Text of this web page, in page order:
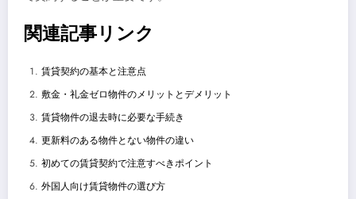
関連記事リンク
賃貸契約の基本と注意点
敷金・礼金ゼロ物件のメリットとデメリット
賃貸物件の退去時に必要な手続き
更新料のある物件とない物件の違い
初めての賃貸契約で注意すべきポイント
外国人向け賃貸物件の選び方